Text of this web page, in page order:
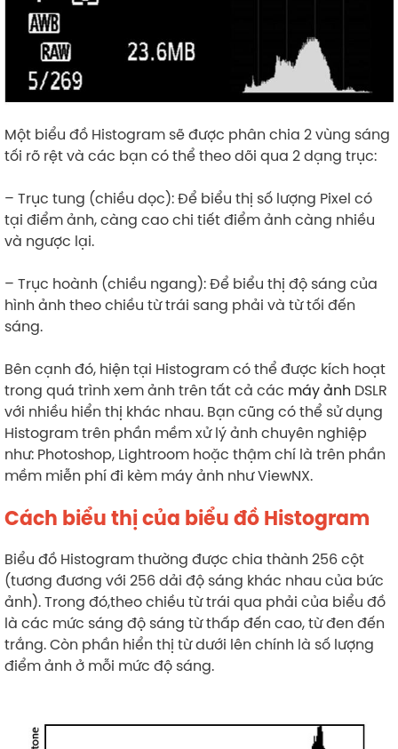
Một biểu đồ Histogram sẽ được phân chia 2 vùng sáng
tối rõ rệt và các bạn có thể theo dõi qua 2 dạng trục:
– Trục tung (chiều dọc): Để biểu thị số lượng Pixel có
tại điểm ảnh, càng cao chi tiết điểm ảnh càng nhiều
và ngược lại.
– Trục hoành (chiều ngang): Để biểu thị độ sáng của
hình ảnh theo chiều từ trái sang phải và từ tối đến
sáng.
Bên cạnh đó, hiện tại Histogram có thể được kích hoạt
trong quá trình xem ảnh trên tất cả các máy ảnh DSLR
với nhiều hiển thị khác nhau. Bạn cũng có thể sử dụng
Histogram trên phần mềm xử lý ảnh chuyên nghiệp
như: Photoshop, Lightroom hoặc thậm chí là trên phần
mềm miễn phí đi kèm máy ảnh như ViewNX.
Cách biểu thị của biểu đồ Histogram
Biểu đồ Histogram thường được chia thành 256 cột
(tương đương với 256 dải độ sáng khác nhau của bức
ảnh). Trong đó,theo chiều từ trái qua phải của biểu đồ
là các mức sáng độ sáng từ thấp đến cao, từ đen đến
trắng. Còn phần hiển thị từ dưới lên chính là số lượng
điểm ảnh ở mỗi mức độ sáng.